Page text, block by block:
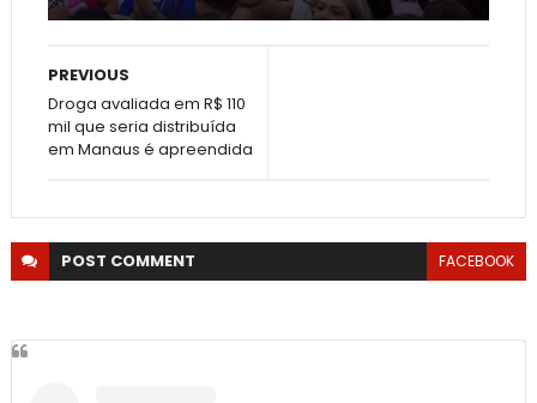
PREVIOUS
Droga avaliada em R$ 110
mil que seria distribuída
em Manaus é apreendida
POST COMMENT FACEBOOK